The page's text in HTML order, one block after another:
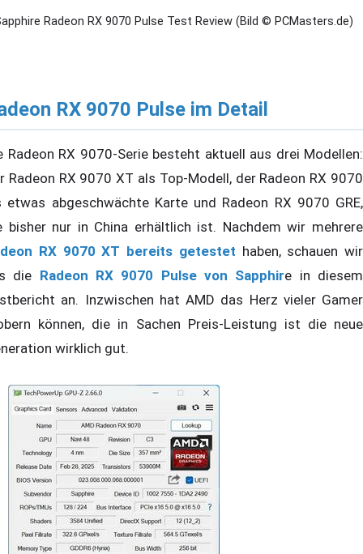
Radeon RX 9070 Pulse Test Review (Bild © PCMasters.de)
RX 9070 Pulse im Detail
Radeon RX 9070-Serie besteht aktuell aus drei Modellen:
Radeon RX 9070 XT als Top-Modell, der Radeon RX 9070
etwas abgeschwächte Karte und Radeon RX 9070 GRE,
bisher nur in China erhältlich ist. Nachdem wir mehrere
RX 9070 XT bereits getestet haben, schauen wir
die Radeon RX 9070 Pulse von Sapphire in diesem
an. Inzwischen hat AMD das Herz vieler Gamer
können, die in Sachen Preis-Leistung ist die neue
wirklich gut.